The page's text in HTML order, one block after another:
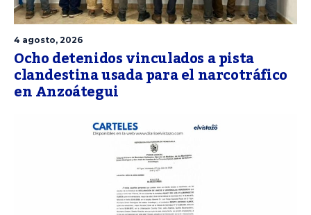
4 agosto, 2026
Ocho detenidos vinculados a pista
clandestina usada para el narcotráfico
en Anzoátegui